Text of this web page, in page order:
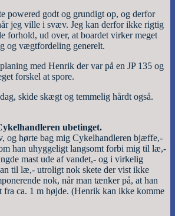
powered godt og grundigt op, og derfor
jeg ville i svæv. Jeg kan derfor ikke rigtig
forhold, ud over, at boardet virker meget
og vægtfordeling generelt.
med Henrik der var på en JP 135 og
forskel at spore.
skide skægt og temmelig hårdt også.
ubetinget.
og hørte bag mig Cykelhandleren bjæffe,-
han uhyggeligt langsomt forbi mig til læ,-
mast ude af vandet,- og i virkelig
til læ,- utroligt nok skete der vist ikke
nok, når man tænker på, at han
fra ca. 1 m højde. (Henrik kan ikke komme